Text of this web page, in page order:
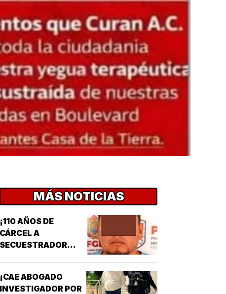
MÁS NOTICIAS
¡110 AÑOS DE
CÁRCEL A
SECUESTRADOR
¡CAE ABOGADO
INVESTIGADOR POR